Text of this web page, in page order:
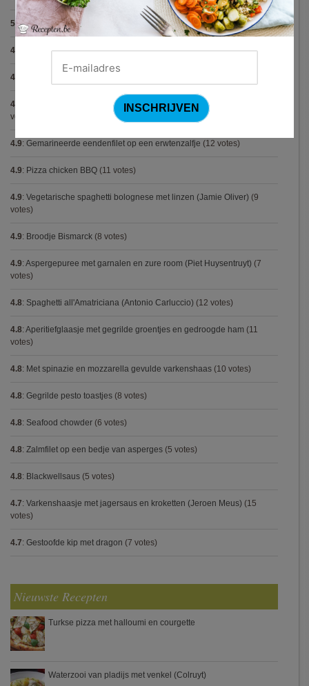
5.0:Capellini met scampi (Gordon Ramsay)(5 votes)
4.9 Tartaar van gerookte zalm(21 votes)
4.9
4.9 Volkorenspaghetti in mosterdsaus met prei en spek (Colruyt)
votes)
4.9: Gemarineerde eendenfilet op een erwtenzalfje (12 votes)
4.9: Pizza chicken BBQ (11 votes)
4.9: Vegetarische spaghetti bolognese met linzen (Jamie Oliver) (9
votes)
4.9: Broodje Bismarck (8 votes)
4.9: Aspergepuree met garnalen en zure room (Piet Huysentruyt) (7
votes)
4.8: Spaghetti all'Amatriciana (Antonio Carluccio) (12 votes)
4.8: Aperitiefglaasje met gegrilde groentjes en gedroogde ham (11
votes)
4.8: Met spinazie en mozzarella gevulde varkenshaas (10 votes)
4.8: Gegrilde pesto toastjes (8 votes)
4.8: Seafood chowder (6 votes)
4.8: Zalmfilet op een bedje van asperges (5 votes)
4.8: Blackwellsaus (5 votes)
4.7: Varkenshaasje met jagersaus en kroketten (Jeroen Meus) (15
votes)
4.7: Gestoofde kip met dragon (7 votes)
Nieuwste Recepten
Turkse pizza met halloumi en courgette
Waterzooi van pladijs met venkel (Colruyt)